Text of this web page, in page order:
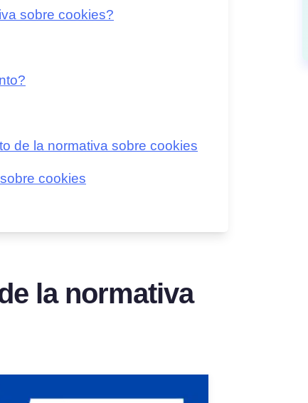
sobre cookies?
de la normativa sobre cookies
cookies
la normativa